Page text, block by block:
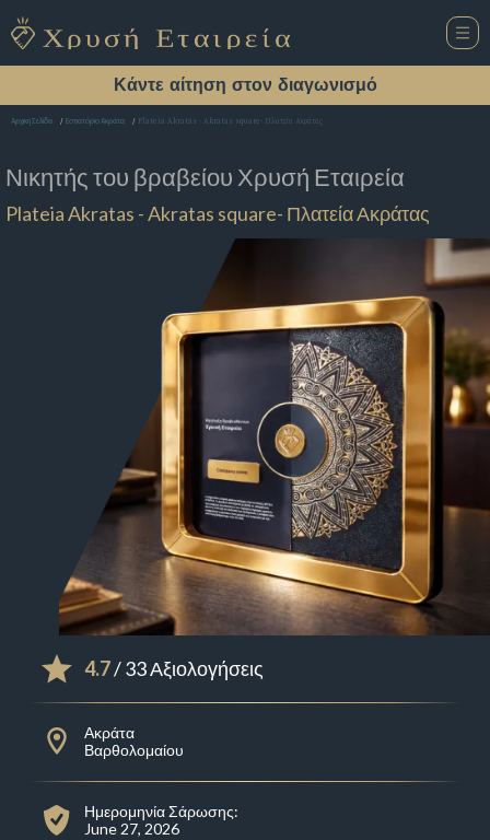
Κάντε αίτηση στον διαγωνισμό
Αρχική Σελίδα Εστιατόριο Ακράτα Plateia Akratas - Akratas square- Πλατεία Ακράτας
Νικητής του βραβείου Χρυσή Εταιρεία
Plateia Akratas - Akratas square- Πλατεία Ακράτας
4.7/ 33 Αξιολογήσεις
Ακράτα
Βαρθολομαίου
Ημερομηνία Σάρωσης:
June 27, 2026